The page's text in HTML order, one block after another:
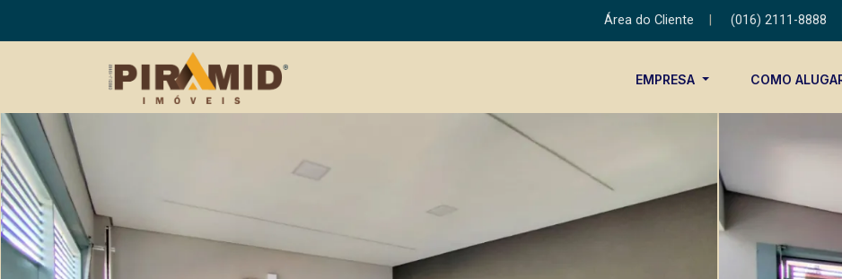
Área do Cliente (016) 2111-8888
EMPRESA COMO